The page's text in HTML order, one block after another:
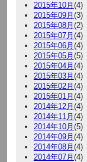
2015年10月 (4)
2015年09月 (3)
2015年08月 (2)
2015年07月 (4)
2015年06月 (4)
2015年05月 (5)
2015年04月 (4)
2015年03月 (4)
2015年02月 (4)
2015年01月 (4)
2014年12月 (4)
2014年11月 (4)
2014年10月 (5)
2014年09月 (4)
2014年08月 (4)
2014年07月 (4)